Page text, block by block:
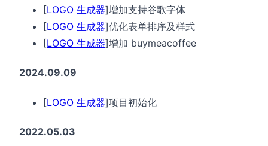
[LOGO 生成器]增加支持谷歌字体
[LOGO 生成器]优化表单排序及样式
[LOGO 生成器]增加 buymeacoffee
2024.09.09
[LOGO 生成器]项目初始化
2022.05.03